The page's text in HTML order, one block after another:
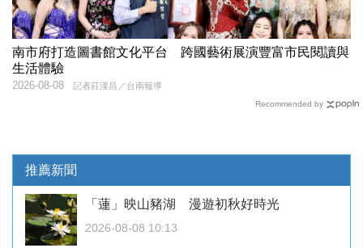
南市府打造圖書館文化平台 跨國藝術展演豐富市民閱讀與
生活體驗
記者莊漢昌／台南報導
2026-08-08
Recommended by
推薦新聞
「蓮」映山豬湖 漫遊初秋好時光
2026-08-08 10:13